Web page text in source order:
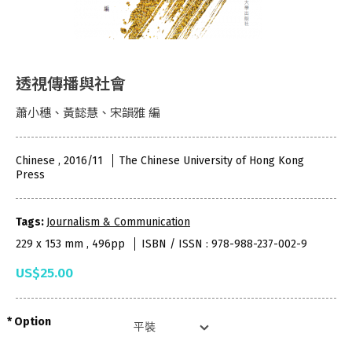
透視傳播與社會
蕭小穗、黃懿慧、宋韻雅 編
Chinese , 2016/11
The Chinese University of Hong Kong
Press
Tags: Journalism & Communication
229 x 153 mm , 496pp
ISBN / ISSN : 978-988-237-002-9
US$25.00
Option